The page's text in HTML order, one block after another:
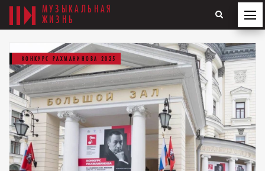
МУЗЫКАЛЬНАЯ
ЖИЗНЬ
КОНКУРС РАХМАНИНОВА 2025